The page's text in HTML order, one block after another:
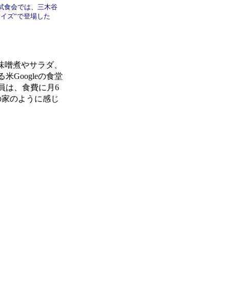
食会では、三木谷
ズ”で登場した
煮やサラダ、
米Googleの食堂
は、食費に月6
のように感じ